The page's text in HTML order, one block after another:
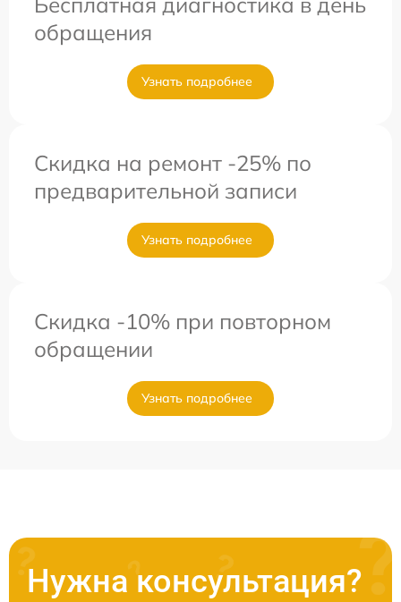
обращения
Узнать подробнее
Скидка на ремонт -25% по
предварительной записи
Узнать подробнее
Скидка -10% при повторном
обращении
Узнать подробнее
Нужна консультация?